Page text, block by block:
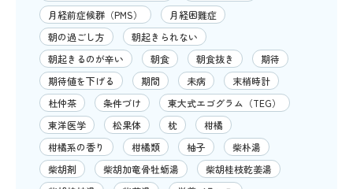
月経前症候群（PMS）
月経困難症
朝の過ごし方
朝起きられない
朝起きるのが辛い
朝食 朝食抜き
期待
期待値を下げる
期間 未病
末梢時計
杜仲茶
条件づけ
東大式エゴグラム（TEG）
東洋医学
松果体 枕
柑橘
柑橘系の香り
柑橘類 柚子
柴朴湯
柴胡剤
柴胡加竜骨牡蛎湯
柴胡桂枝乾姜湯